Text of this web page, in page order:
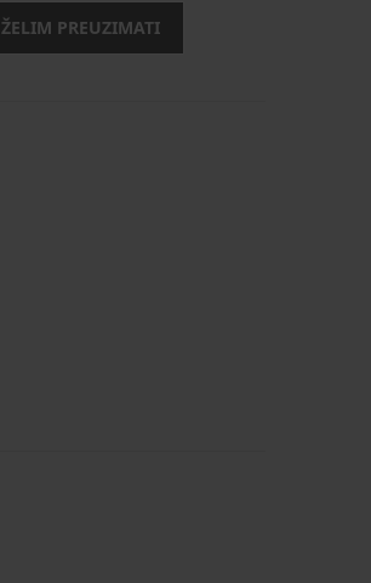
ŽELIM PREUZIMATI